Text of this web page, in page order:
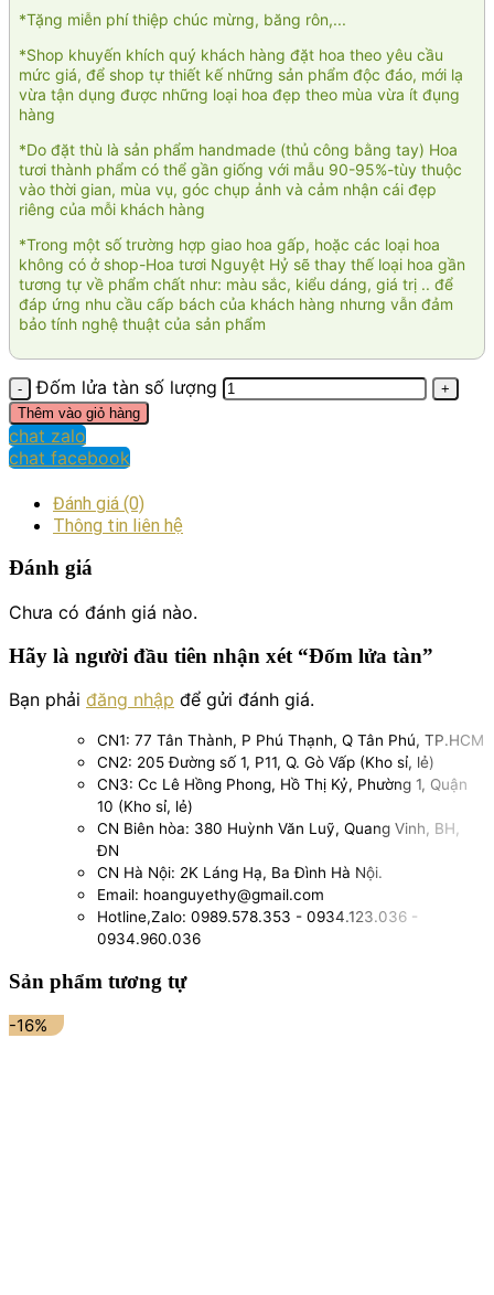
*Tặng miễn phí thiệp chúc mừng, băng rôn,...
*Shop khuyến khích quý khách hàng đặt hoa theo yêu cầu
mức giá, để shop tự thiết kế những sản phẩm độc đáo, mới lạ
vừa tận dụng được những loại hoa đẹp theo mùa vừa ít đụng
hàng
*Do đặt thù là sản phẩm handmade (thủ công bằng tay) Hoa
tươi thành phẩm có thể gần giống với mẫu 90-95%-tùy thuộc
vào thời gian, mùa vụ, góc chụp ảnh và cảm nhận cái đẹp
riêng của mỗi khách hàng
*Trong một số trường hợp giao hoa gấp, hoặc các loại hoa
không có ở shop-Hoa tươi Nguyệt Hỷ sẽ thay thế loại hoa gần
tương tự về phẩm chất như: màu sắc, kiểu dáng, giá trị .. để
đáp ứng nhu cầu cấp bách của khách hàng nhưng vẫn đảm
bảo tính nghệ thuật của sản phẩm
Đốm lửa tàn số lượng
Thêm vào giỏ hàng
chat zalo
chat facebook
Đánh giá (0)
Thông tin liên hệ
Đánh giá
Chưa có đánh giá nào.
Hãy là người đầu tiên nhận xét “Đốm lửa tàn”
Bạn phải đăng nhập để gửi đánh giá.
CN1: 77 Tân Thành, P Phú Thạnh, Q Tân Phú, TP.HCM
CN2: 205 Đường số 1, P11, Q. Gò Vấp (Kho sỉ, lẻ)
CN3: Cc Lê Hồng Phong, Hồ Thị Kỷ, Phường 1, Quận
10 (Kho sỉ, lẻ)
CN Biên hòa: 380 Huỳnh Văn Luỹ, Quang Vinh, BH,
ĐN
CN Hà Nội: 2K Láng Hạ, Ba Đình Hà Nội.
Email: hoanguyethy@gmail.com
Hotline,Zalo: 0989.578.353 - 0934.123.036 -
0934.960.036
Sản phẩm tương tự
-16%